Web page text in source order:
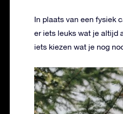
In plaats van een fysiek
er iets leuks wat je altijd
iets kiezen wat je nog